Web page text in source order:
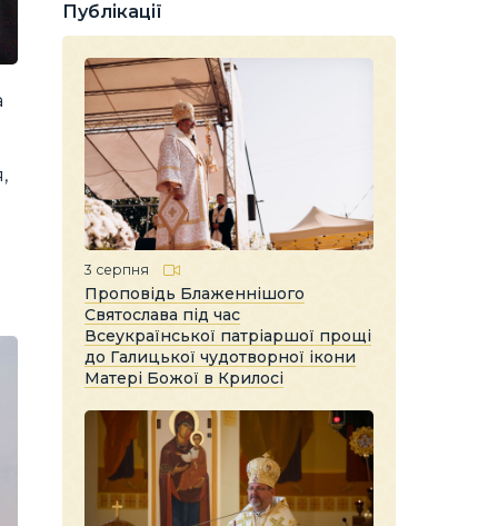
Публікації
3 серпня
Проповідь Блаженнішого
Святослава під час
Всеукраїнської патріаршої прощі
до Галицької чудотворної ікони
Матері Божої в Крилосі